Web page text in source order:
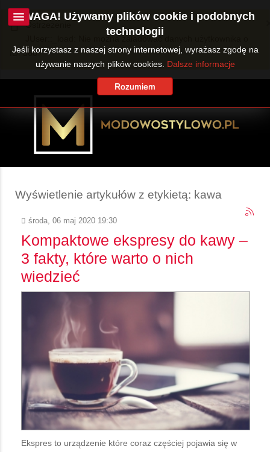
Ostrzeżenie
JUser::_load: Nie można załadować danych użytkownika o
ID: 360.
Wyświetlenie artykułów z etykietą: kawa
środa, 06 maj 2020 19:30
Kompaktowe ekspresy do kawy –
3 fakty, które warto o nich
wiedzieć
Ekspres to urządzenie które coraz częściej pojawia się w
UWAGA! Używamy plików cookie i podobnych
technologii
Jeśli korzystasz z naszej strony internetowej, wyrażasz zgodę na
używanie naszych plików cookies. Dalsze informacje
Rozumiem